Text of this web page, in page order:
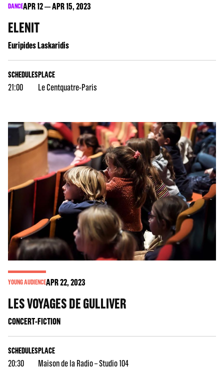
DANCEAPR12 APR15, 2023
ELENIT
Euripides Laskaridis
SCHEDULES
21:00
PLACE
Le Centquatre-Paris
YOUNG AUDIENCEAPR22, 2023
LES VOYAGES DE GULLIVER
CONCERT-FICTION
SCHEDULES
20:30
PLACE
Maison de la Radio – Studio 104